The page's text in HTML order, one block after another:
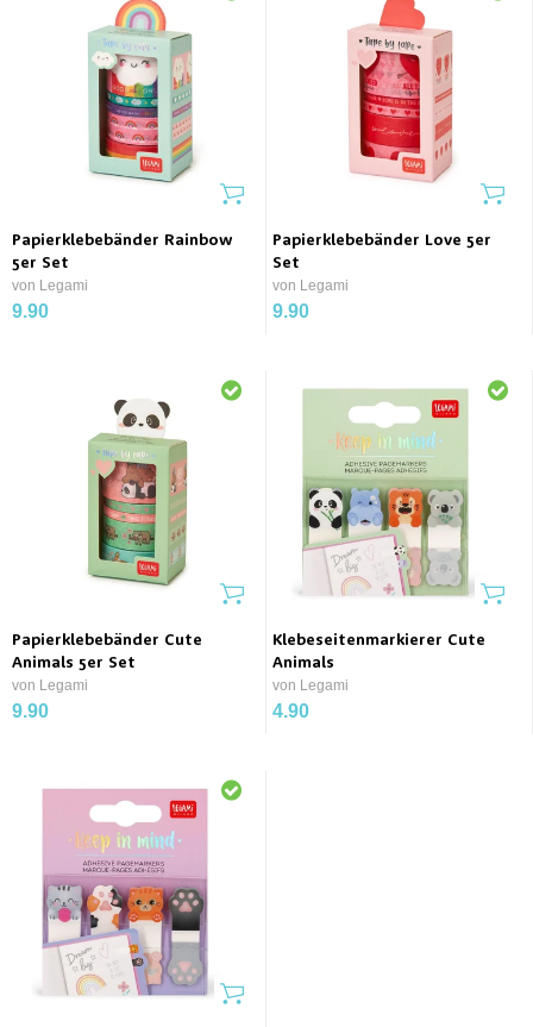
Papierklebebänder Rainbow
5er Set
von Legami
9.90
Papierklebebänder Love 5er
Set
von Legami
9.90
Papierklebebänder Cute
Animals 5er Set
von Legami
9.90
Klebeseitenmarkierer Cute
Animals
von Legami
4.90